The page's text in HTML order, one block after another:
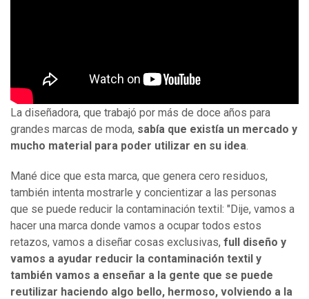
La diseñadora, que trabajó por más de doce años para
grandes marcas de moda, sabía que existía un mercado y
mucho material para poder utilizar en su idea
Mané dice que esta marca, que genera cero residuos,
también intenta mostrarle y concientizar a las personas
que se puede reducir la contaminación textil: "Dije, vamos a
hacer una marca donde vamos a ocupar todos estos
retazos, vamos a diseñar cosas exclusivas, full diseño y
vamos a ayudar reducir la contaminación textil y
también vamos a enseñar a la gente que se puede
reutilizar haciendo algo bello, hermoso, volviendo a la